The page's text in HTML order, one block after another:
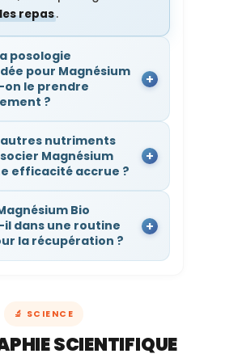
repas.
posologie
pour Magnésium
le prendre
?
autres nutriments
Magnésium
efficacité accrue ?
Bio
dans une routine
la récupération ?
🔬 SCIENCE
SCIENTIFIQUE